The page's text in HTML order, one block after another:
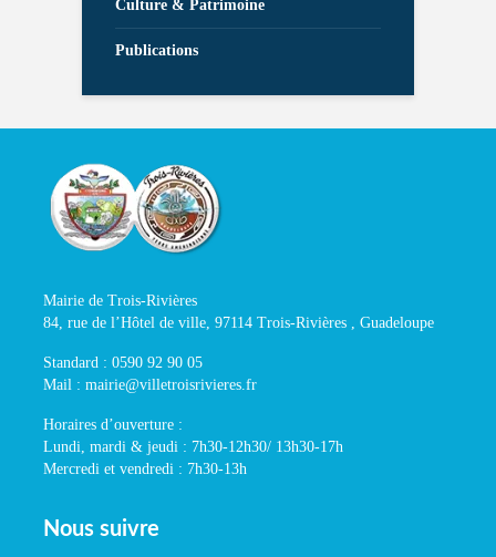
Culture & Patrimoine
Publications
Mairie de Trois-Rivières
84, rue de l’Hôtel de ville, 97114 Trois-Rivières , Guadeloupe
Standard : 0590 92 90 05
Mail : mairie@villetroisrivieres.fr
Horaires d’ouverture :
Lundi, mardi & jeudi : 7h30-12h30/ 13h30-17h
Mercredi et vendredi : 7h30-13h
Nous suivre